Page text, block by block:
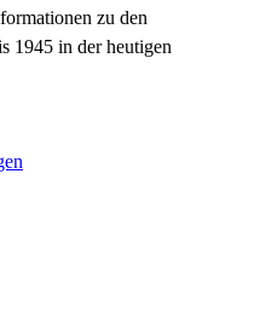
zu den
1945 in der heutigen